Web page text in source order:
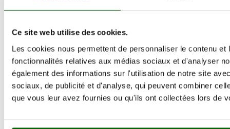
Ce site web utilise des cookies.
Les cookies nous permettent de personnaliser le contenu
fonctionnalités relatives aux médias sociaux et d'analyser
également des informations sur l'utilisation de notre site
sociaux, de publicité et d'analyse, qui peuvent combiner
que vous leur avez fournies ou qu'ils ont collectées lors de
Tronçonneuses
Vibroculteurs (1)
VISITEZ ET INSCRIVEZ-VOUS SUR NOS SITES DE